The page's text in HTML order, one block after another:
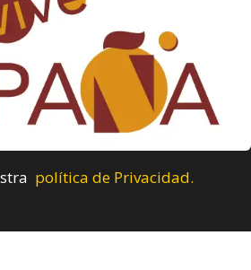
política de Privacidad.